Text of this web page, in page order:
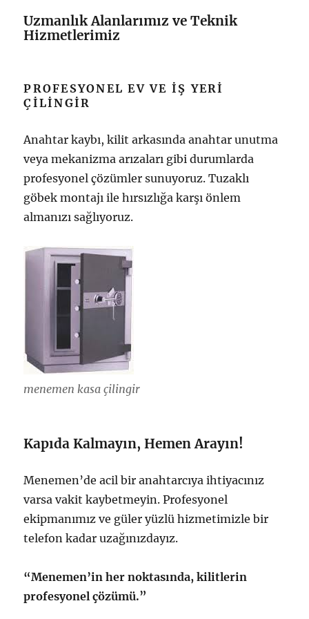
Uzmanlık Alanlarımız ve Teknik
Hizmetlerimiz
PROFESYONEL EV VE İŞ YERI
ÇILINGIR
Anahtar kaybı, kilit arkasında anahtar unutma
veya mekanizma arızaları gibi durumlarda
profesyonel çözümler sunuyoruz. Tuzaklı
göbek montajı ile hırsızlığa karşı önlem
almanızı sağlıyoruz.
menemen kasa çilingir
Kapıda Kalmayın, Hemen Arayın!
Menemen’de acil bir anahtarcıya ihtiyacınız
varsa vakit kaybetmeyin. Profesyonel
ekipmanımız ve güler yüzlü hizmetimizle bir
telefon kadar uzağınızdayız.
“Menemen’in her noktasında, kilitlerin
profesyonel çözümü.”